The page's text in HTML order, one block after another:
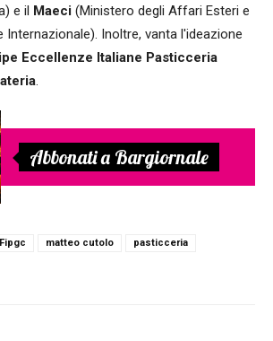
e il Maeci (Ministero degli Affari Esteri e
Internazionale). Inoltre, vanta l'ideazione
Eccellenze Italiane Pasticceria
.
Abbonati a Bargiornale
Fipgc matteo cutolo
pasticceria